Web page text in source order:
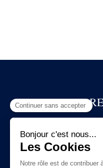
BTE
etNord-
Lille,
Lannoy,
Hem,